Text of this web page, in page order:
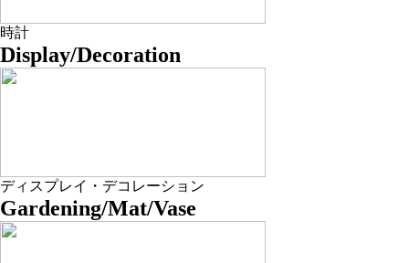
時計
Display/Decoration
ディスプレイ・デコレーション
Gardening/Mat/Vase